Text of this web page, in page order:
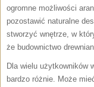
ogromne możliwości
pozostawić naturalne
stworzyć wnętrze, w
że budownictwo
Dla wielu użytkowników
bardzo różnie. Może